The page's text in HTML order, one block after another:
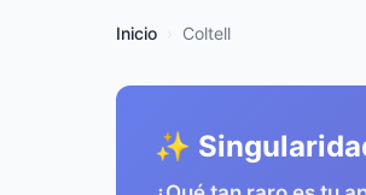
Inicio Coltell
✨